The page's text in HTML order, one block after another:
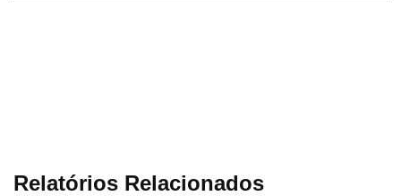
Relatórios Relacionados